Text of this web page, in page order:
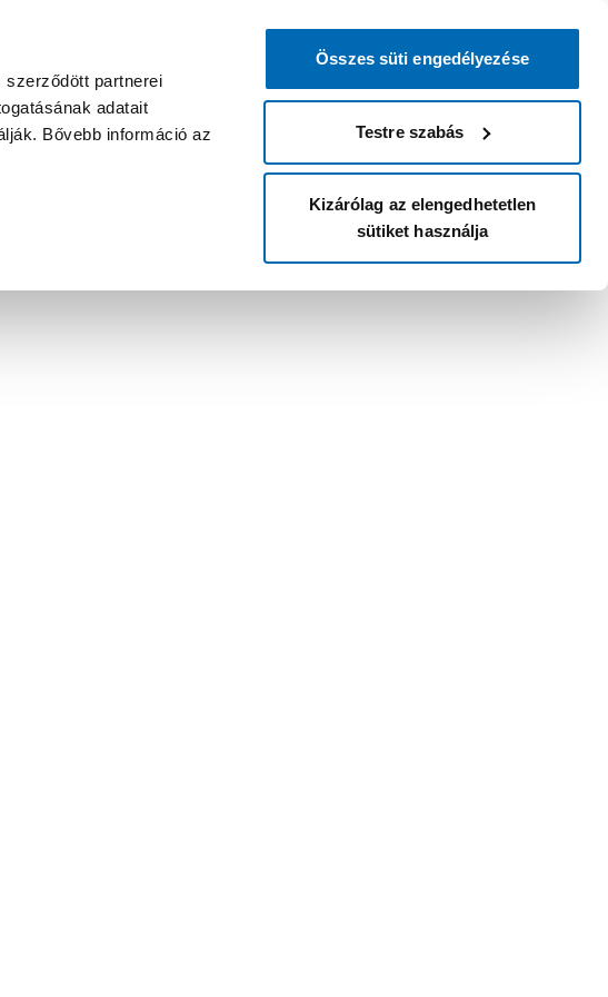
szerződött partnerei
adatait
Bővebb információ az
Összes süti engedélyezése
Testre szabás
Kizárólag az elengedhetetlen
sütiket használja